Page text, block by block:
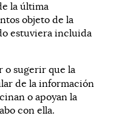
la última
objeto de la
estuviera incluida
o sugerir que la
de la información
o apoyan la
con ella.